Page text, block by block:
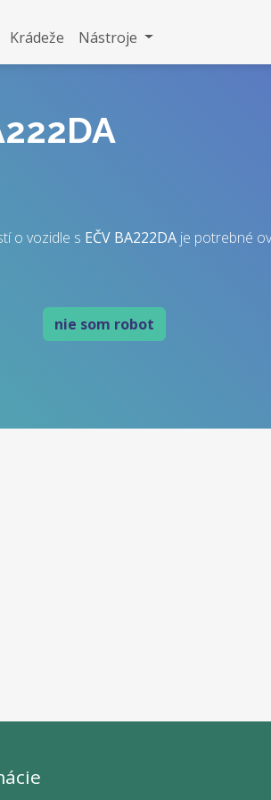
Krádeže Nástroje
o vozidle s EČV BA222DA je potrebné
nie som robot